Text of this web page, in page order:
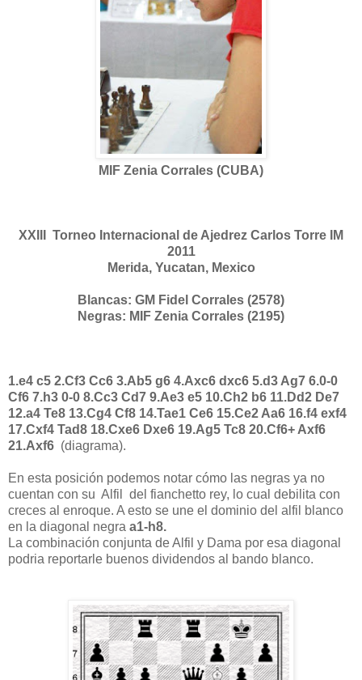
MIF Zenia Corrales (CUBA)
XXIII Torneo Internacional de Ajedrez Carlos Torre IM
2011
Merida, Yucatan, Mexico
Blancas: GM Fidel Corrales (2578)
Negras: MIF Zenia Corrales (2195)
1.e4 c5 2.Cf3 Cc6 3.Ab5 g6 4.Axc6 dxc6 5.d3 Ag7 6.0-0
Cf6 7.h3 0-0 8.Cc3 Cd7 9.Ae3 e5 10.Ch2 b6 11.Dd2 De7
12.a4 Te8 13.Cg4 Cf8 14.Tae1 Ce6 15.Ce2 Aa6 16.f4 exf4
17.Cxf4 Tad8 18.Cxe6 Dxe6 19.Ag5 Tc8 20.Cf6+ Axf6
21.Axf6 (diagrama).
En esta posición podemos notar cómo las negras ya no
cuentan con su Alfil del fianchetto rey, lo cual debilita con
creces al enroque. A esto se une el dominio del alfil blanco
en la diagonal negra a1-h8.
La combinación conjunta de Alfil y Dama por esa diagonal
podria reportarle buenos dividendos al bando blanco.